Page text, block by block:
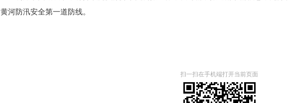
黄河防汛安全第一道防线。
扫一扫在手机端打开当前页面